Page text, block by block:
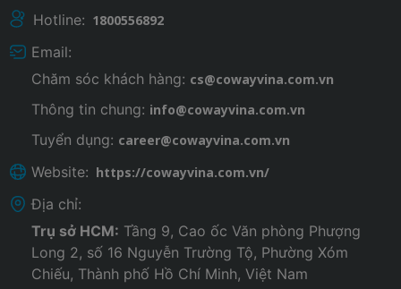
Hotline: 1800556892
Email:
Chăm sóc khách hàng: cs@cowayvina.com.vn
Thông tin chung: info@cowayvina.com.vn
Tuyển dụng: career@cowayvina.com.vn
Website: https://cowayvina.com.vn/
Địa chỉ:
Trụ sở HCM: Tầng 9, Cao ốc Văn phòng Phượng
Long 2, số 16 Nguyễn Trường Tộ, Phường Xóm
Chiếu, Thành phố Hồ Chí Minh, Việt Nam